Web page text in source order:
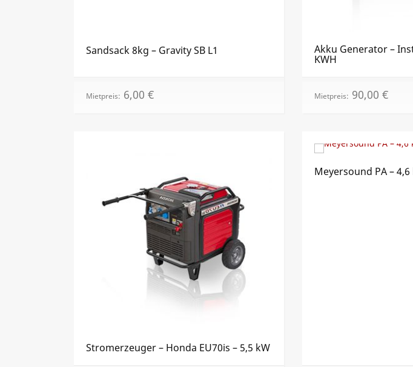
Sandsack 8kg – Gravity SB L1
Mietpreis: 6,00 €
Akku Generator –
KWH
Mietpreis: 90,00 €
Stromerzeuger – Honda EU70is – 5,5 kW
Meyersound PA – 4,6